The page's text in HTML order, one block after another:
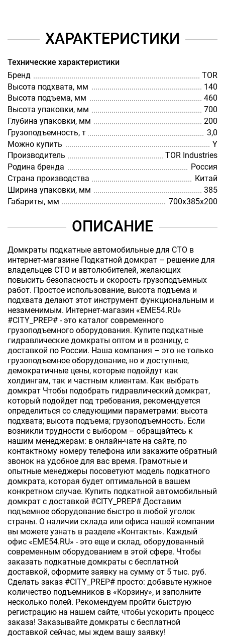
ХАРАКТЕРИСТИКИ
Технические характеристики
Бренд
TOR
Высота подхвата, мм
140
Высота подъема, мм
460
Высота упаковки, мм
700
Глубина упаковки, мм
200
Грузоподъемность, т
3,0
Можно купить
Y
Производитель
TOR Industries
Родина бренда
Россия
Страна производства
Китай
Ширина упаковки, мм
385
Габариты, мм
700х385х200
ОПИСАНИЕ
Домкраты подкатные автомобильные для СТО в
интернет-магазине Подкатной домкрат – решение для
владельцев СТО и автолюбителей, желающих
повысить безопасность и скорость грузоподъемных
работ. Простое использование, высота подъема и
подхвата делают этот инструмент функциональным и
незаменимым. Интернет-магазин «EME54.RU»
#CITY_PREP# - это каталог современного
грузоподъемного оборудования. Купите подкатные
гидравлические домкраты оптом и в розницу, с
доставкой по России. Наша компания – это не только
грузоподъемное оборудование, но и доступные,
демократичные цены, которые подойдут как
холдингам, так и частным клиентам. Как выбрать
домкрат Чтобы подобрать гидравлический домкрат,
который подойдет под требования, рекомендуется
определиться со следующими параметрами: высота
подхвата; высота подъема; грузоподъемность. Если
возникли трудности с выбором – обращайтесь к
нашим менеджерам: в онлайн-чате на сайте, по
контактному номеру телефона или закажите обратный
звонок на удобное для вас время. Грамотные и
опытные менеджеры посоветуют модель подкатного
домкрата, которая будет оптимальной в вашем
конкретном случае. Купить подкатной автомобильный
домкрат с доставкой #CITY_PREP# Доставим
подъемное оборудование быстро в любой уголок
страны. О наличии склада или офиса нашей компании
вы можете узнать в разделе «Контакты». Каждый
офис «EME54.RU» - это еще и склад, оборудованный
современным оборудованием в этой сфере. Чтобы
заказать подкатные домкраты с бесплатной
доставкой, оформите заявку на сумму от 5 тыс. руб.
Сделать заказ #CITY_PREP# просто: добавьте нужное
количество подъемников в «Корзину», и заполните
несколько полей. Рекомендуем пройти быструю
регистрацию на нашем сайте, чтобы ускорить процесс
заказа! Заказывайте домкраты с бесплатной
доставкой сейчас, мы ждем вашу заявку!